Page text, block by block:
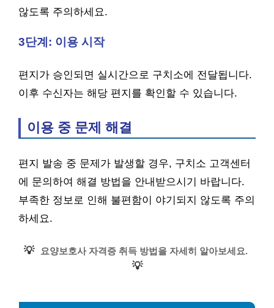
않도록 주의하세요.
3단계: 이용 시작
편지가 승인되면 실시간으로 구치소에 전달됩니다.
이후 수신자는 해당 편지를 확인할 수 있습니다.
이용 중 문제 해결
편지 발송 중 문제가 발생할 경우, 구치소 고객센터
에 문의하여 해결 방법을 안내받으시기 바랍니다.
부족한 정보로 인해 불편함이 야기되지 않도록 주의
하세요.
💡 요양보호사 자격증 취득 방법을 자세히 알아보세요.
💡